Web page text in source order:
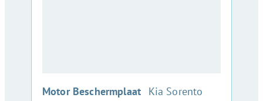
Motor Beschermplaat :Kia Sorento